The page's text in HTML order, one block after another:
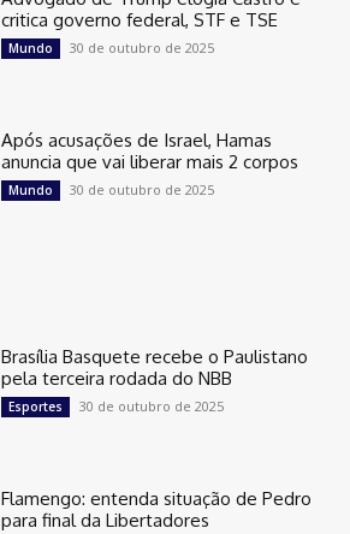
critica governo federal, STF e TSE
Mundo 30 de outubro de 2025
Após acusações de Israel, Hamas
anuncia que vai liberar mais 2 corpos
Mundo 30 de outubro de 2025
Brasília Basquete recebe o Paulistano
pela terceira rodada do NBB
Esportes 30 de outubro de 2025
Flamengo: entenda situação de Pedro
para final da Libertadores